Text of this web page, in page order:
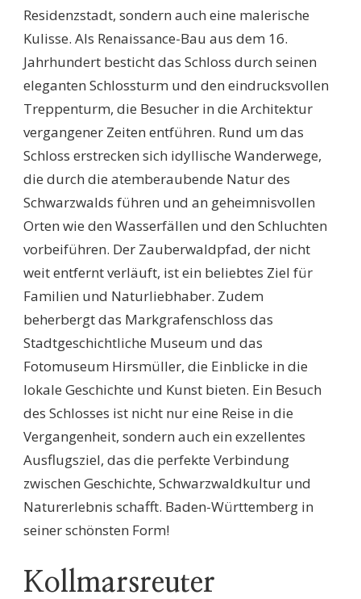
Residenzstadt, sondern auch eine malerische
Kulisse. Als Renaissance-Bau aus dem 16.
Jahrhundert besticht das Schloss durch seinen
eleganten Schlossturm und den eindrucksvollen
Treppenturm, die Besucher in die Architektur
vergangener Zeiten entführen. Rund um das
Schloss erstrecken sich idyllische Wanderwege,
die durch die atemberaubende Natur des
Schwarzwalds führen und an geheimnisvollen
Orten wie den Wasserfällen und den Schluchten
vorbeiführen. Der Zauberwaldpfad, der nicht
weit entfernt verläuft, ist ein beliebtes Ziel für
Familien und Naturliebhaber. Zudem
beherbergt das Markgrafenschloss das
Stadtgeschichtliche Museum und das
Fotomuseum Hirsmüller, die Einblicke in die
lokale Geschichte und Kunst bieten. Ein Besuch
des Schlosses ist nicht nur eine Reise in die
Vergangenheit, sondern auch ein exzellentes
Ausflugsziel, das die perfekte Verbindung
zwischen Geschichte, Schwarzwaldkultur und
Naturerlebnis schafft. Baden-Württemberg in
seiner schönsten Form!
Kollmarsreuter